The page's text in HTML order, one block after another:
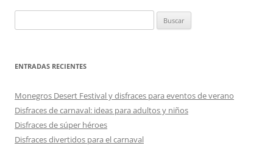
ENTRADAS RECIENTES
Monegros Desert Festival y disfraces para eventos de verano
Disfraces de carnaval: ideas para adultos y niños
Disfraces de súper héroes
Disfraces divertidos para el carnaval